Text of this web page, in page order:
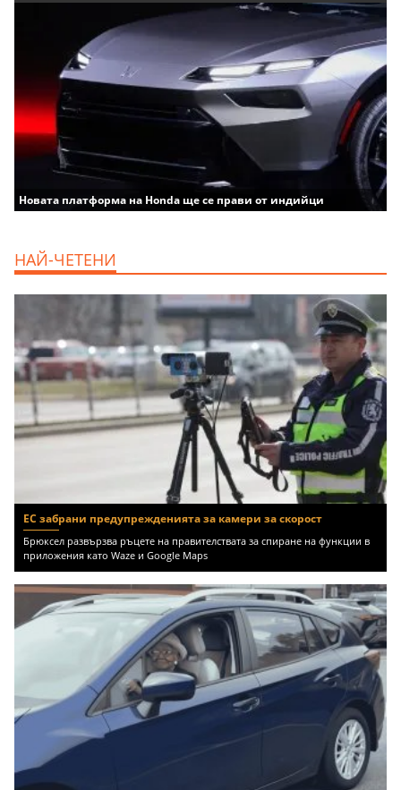
Новата платформа на Honda ще се прави от индийци
НАЙ-ЧЕТЕНИ
ЕС забрани предупрежденията за камери за скорост
Брюксел развързва ръцете на правителствата за спиране на функции в
приложения като Waze и Google Maps